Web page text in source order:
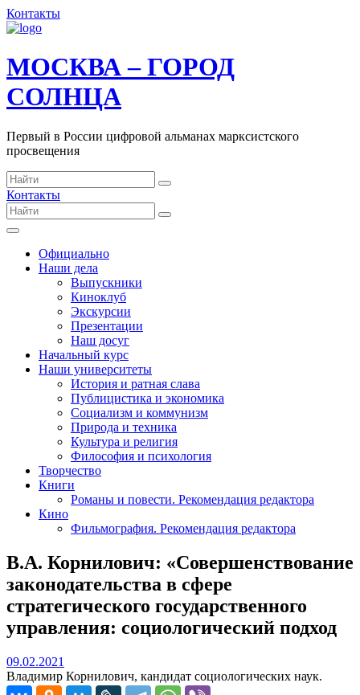
Контакты
МОСКВА – ГОРОД
СОЛНЦА
Первый в России цифровой альманах марксистского
просвещения
Контакты
Официально
Наши дела
Выпускники
Киноклуб
Экскурсии
Презентации
Наш досуг
Начальный курс
Наши университеты
История и ратная слава
Публицистика и экономика
Социализм и коммунизм
Природа и техника
Культура и религия
Философия и психология
Творчество
Книги
Романы и повести. Рекомендация редактора
Кино
Фильмография. Рекомендация редактора
В.А. Корнилович: «Совершенствование
законодательства в сфере
стратегического государственного
управления: социологический подход
09.02.2021
Владимир Корнилович, кандидат социологических наук.